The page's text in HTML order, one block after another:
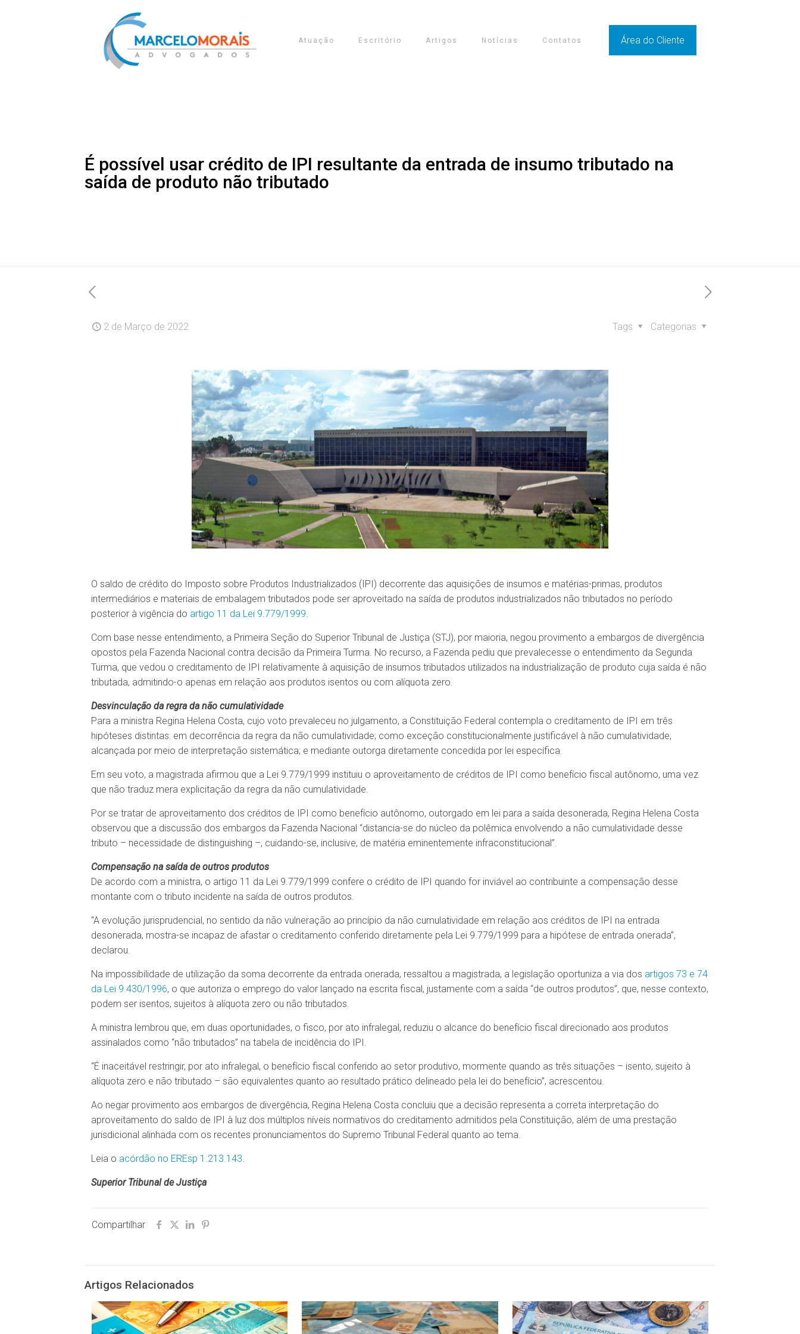
Atuação Escritório Artigos Notícias Contatos Área do Cliente
É possível usar crédito de IPI resultante da entrada de insumo tributado na
saída de produto não tributado
2 de Março de 2022 Categorias
Tags
O saldo de crédito do Imposto sobre Produtos Industrializados (IPI) decorrente das aquisições de insumos e matérias-primas, produtos
intermediários e materiais de embalagem tributados pode ser aproveitado na saída de produtos industrializados não tributados no período
posterior à vigência do artigo 11 da Lei 9.779/1999.
Com base nesse entendimento, a Primeira Seção do Superior Tribunal de Justiça (STJ), por maioria, negou provimento a embargos de divergência
opostos pela Fazenda Nacional contra decisão da Primeira Turma. No recurso, a Fazenda pediu que prevalecesse o entendimento da Segunda
Turma, que vedou o creditamento de IPI relativamente à aquisição de insumos tributados utilizados na industrialização de produto cuja saída é não
tributada, admitindo-o apenas em relação aos produtos isentos ou com alíquota zero.
Desvinculação da regra da não cumulatividade
Para a ministra Regina Helena Costa, cujo voto prevaleceu no julgamento, a Constituição Federal contempla o creditamento de IPI em três
hipóteses distintas: em decorrência da regra da não cumulatividade; como exceção constitucionalmente justificável à não cumulatividade,
alcançada por meio de interpretação sistemática; e mediante outorga diretamente concedida por lei específica.
Em seu voto, a magistrada afirmou que a Lei 9.779/1999 instituiu o aproveitamento de créditos de IPI como benefício fiscal autônomo, uma vez
que não traduz mera explicitação da regra da não cumulatividade.
Por se tratar de aproveitamento dos créditos de IPI como benefício autônomo, outorgado em lei para a saída desonerada, Regina Helena Costa
observou que a discussão dos embargos da Fazenda Nacional “distancia-se do núcleo da polêmica envolvendo a não cumulatividade desse
tributo – necessidade de distinguishing –, cuidando-se, inclusive, de matéria eminentemente infraconstitucional”.
Compensação na saída de outros produtos
De acordo com a ministra, o artigo 11 da Lei 9.779/1999 confere o crédito de IPI quando for inviável ao contribuinte a compensação desse
montante com o tributo incidente na saída de outros produtos.
“A evolução jurisprudencial, no sentido da não vulneração ao princípio da não cumulatividade em relação aos créditos de IPI na entrada
desonerada, mostra-se incapaz de afastar o creditamento conferido diretamente pela Lei 9.779/1999 para a hipótese de entrada onerada”,
declarou.
Na impossibilidade de utilização da soma decorrente da entrada onerada, ressaltou a magistrada, a legislação oportuniza a via dos artigos 73 e 74
da Lei 9.430/1996, o que autoriza o emprego do valor lançado na escrita fiscal, justamente com a saída “de outros produtos”, que, nesse contexto,
podem ser isentos, sujeitos à alíquota zero ou não tributados.
A ministra lembrou que, em duas oportunidades, o fisco, por ato infralegal, reduziu o alcance do benefício fiscal direcionado aos produtos
assinalados como “não tributados” na tabela de incidência do IPI.
“É inaceitável restringir, por ato infralegal, o benefício fiscal conferido ao setor produtivo, mormente quando as três situações – isento, sujeito à
alíquota zero e não tributado – são equivalentes quanto ao resultado prático delineado pela lei do benefício”, acrescentou.
Ao negar provimento aos embargos de divergência, Regina Helena Costa concluiu que a decisão representa a correta interpretação do
aproveitamento do saldo de IPI à luz dos múltiplos níveis normativos do creditamento admitidos pela Constituição, além de uma prestação
jurisdicional alinhada com os recentes pronunciamentos do Supremo Tribunal Federal quanto ao tema.
Leia o acórdão no EREsp 1.213.143.
Superior Tribunal de Justiça
Compartilhar
Artigos Relacionados